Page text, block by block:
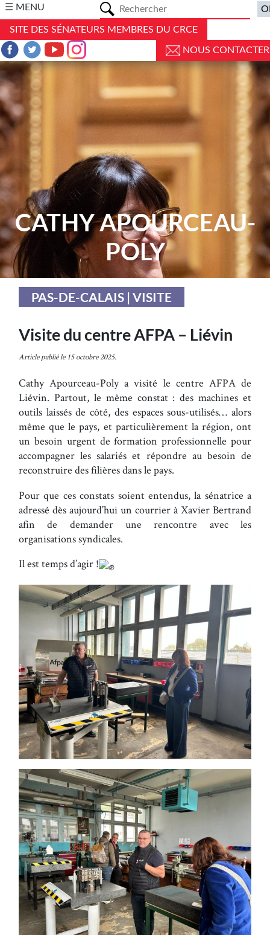
☰ MENU
SITE DES SÉNATEURS MEMBRES DU CRCE
NOUS CONTACTER
CATHY APOURCEAU-
POLY
PAS-DE-CALAIS | VISITE
Visite du centre AFPA – Liévin
Article publié le 15 octobre 2025.
Cathy Apourceau-Poly a visité le centre AFPA de
Liévin. Partout, le même constat : des machines et
outils laissés de côté, des espaces sous-utilisés… alors
même que le pays, et particulièrement la région, ont
un besoin urgent de formation professionnelle pour
accompagner les salariés et répondre au besoin de
reconstruire des filières dans le pays.
Pour que ces constats soient entendus, la sénatrice a
adressé dès aujourd’hui un courrier à Xavier Bertrand
afin de demander une rencontre avec les
organisations syndicales.
Il est temps d’agir !